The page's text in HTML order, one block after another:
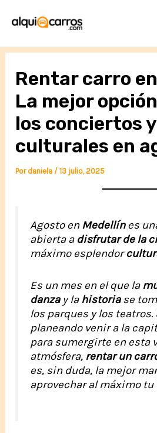
contenido
Rentar carro
La mejor
los conciertos
culturales en
Por daniela /13 julio, 2025
Agosto enMedellín es
abierta a disfrutar de la
máximo esplendor
Es un mes en el que la
danza y lahistoriase
los parques y los teatros.
planeando venir a la
para sumergirte en esta
atmósfera, rentar un
es, sin duda, la mejor
aprovechar al máximo tu